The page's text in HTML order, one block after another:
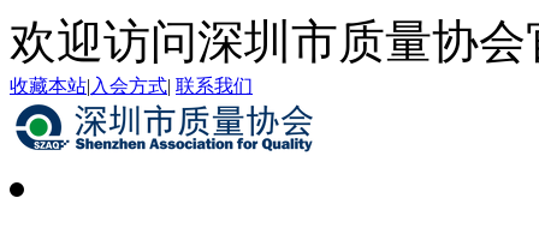
欢迎访问深圳市质量协会
收藏本站| 入会方式| 联系我们